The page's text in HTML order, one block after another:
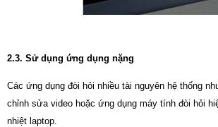
2.3. Sử dụng ứng dụng nặng
Các ứng dụng đòi hỏi nhiều tài nguyên hệ thống
chỉnh sửa video hoặc ứng dụng máy tính đòi hỏi
nhiệt laptop.